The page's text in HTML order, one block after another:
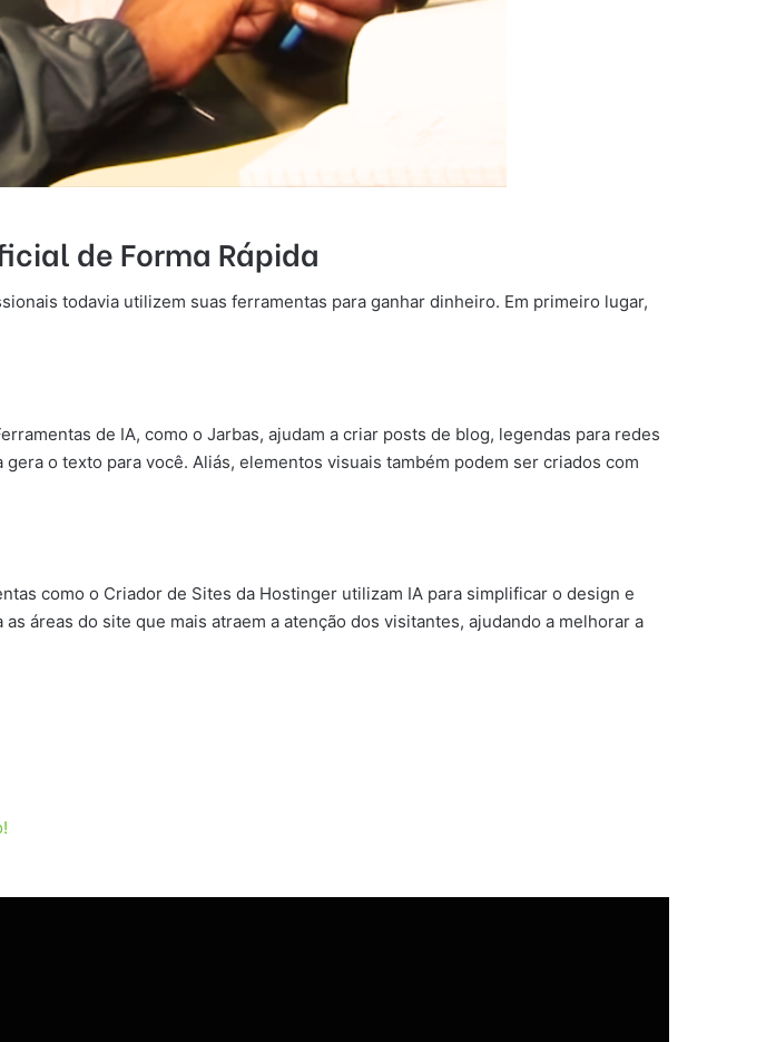
de Forma Rápida
todavia utilizem suas ferramentas para ganhar dinheiro. Em primeiro lugar,
de IA, como o Jarbas, ajudam a criar posts de blog, legendas para redes
o texto para você. Aliás, elementos visuais também podem ser criados com
como o Criador de Sites da Hostinger utilizam IA para simplificar o design e
áreas do site que mais atraem a atenção dos visitantes, ajudando a melhorar a